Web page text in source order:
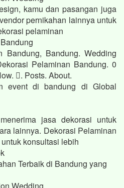
kamu dan pasangan juga
pernikahan lainnya untuk
pelaminan
Bandung, Bandung. Wedding
Pelaminan Bandung. 0
󰟝. Posts. About.
event di bandung di Global
jasa dekorasi untuk
lainnya. Dekorasi Pelaminan
konsultasi lebih
Terbaik di Bandung yang